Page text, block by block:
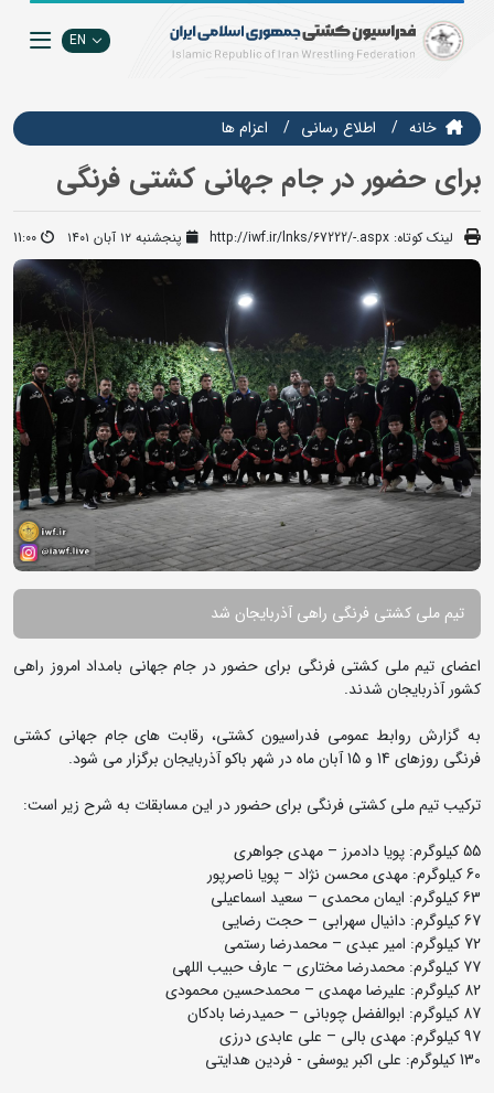
EN
خانه اطلاع رسانی اعزام ها
برای حضور در جام جهانی کشتی فرنگی
لینک کوتاه: http://iwf.ir/lnks/67222/-.aspx پنجشنبه ۱۲ آبان ۱۴۰۱ 11:00
تیم ملی کشتی فرنگی راهی آذربایجان شد
اعضای تیم ملی کشتی فرنگی برای حضور در جام جهانی بامداد امروز راهی
کشور آذربایجان شدند.
به گزارش روابط عمومی فدراسیون کشتی، رقابت های جام جهانی کشتی
فرنگی روزهای 14 و 15 آبان ماه در شهر باکو آذربایجان برگزار می شود.
ترکیب تیم ملی کشتی فرنگی برای حضور در این مسابقات به شرح زیر است:
55 کیلوگرم: پویا دادمرز – مهدی جواهری
60 کیلوگرم: مهدی محسن نژاد – پویا ناصرپور
63 کیلوگرم: ایمان محمدی – سعید اسماعیلی
67 کیلوگرم: دانیال سهرابی – حجت رضایی
72 کیلوگرم: امیر عبدی – محمدرضا رستمی
77 کیلوگرم: محمدرضا مختاری – عارف حبیب اللهی
82 کیلوگرم: علیرضا مهمدی – محمدحسین محمودی
87 کیلوگرم: ابوالفضل چوبانی – حمیدرضا بادکان
97 کیلوگرم: مهدی بالی – علی عابدی درزی
130 کیلوگرم: علی اکبر یوسفی - فردین هدایتی